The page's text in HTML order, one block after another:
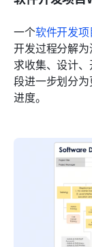
一个软件开发项
开发过程分解
求收集、设计
段进一步划分
进度。